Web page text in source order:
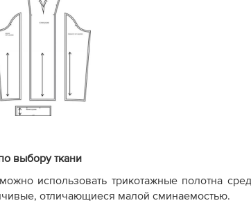
выбору ткани
использовать трикотажные полотна
отличающиеся малой сминаемостью.